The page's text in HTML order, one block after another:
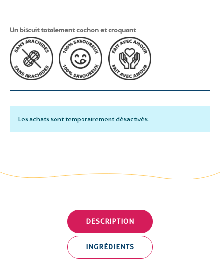
Un biscuit totalement cochon et croquant
Les achats sont temporairement désactivés.
DESCRIPTION
INGRÉDIENTS